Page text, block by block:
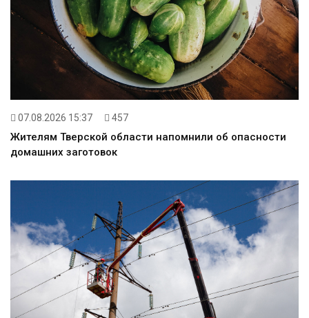
07.08.2026 15:37 457
Жителям Тверской области напомнили об опасности
домашних заготовок